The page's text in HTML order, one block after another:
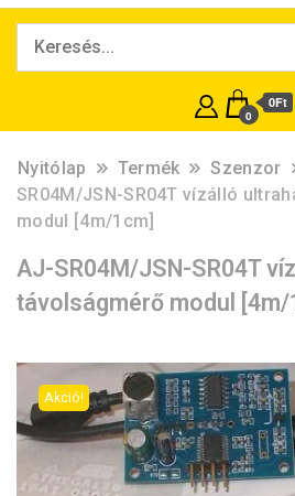
0
0Ft
Nyitólap Termék Szenzor
SR04M/JSN-SR04T vízálló
modul [4m/1cm]
AJ-SR04M/JSN-SR04T
távolságmérő modul [4m/
Akció!